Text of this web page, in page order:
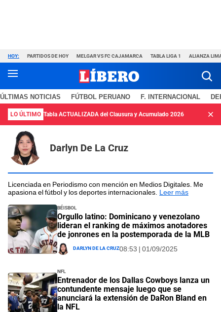
HOY: PARTIDOS DE HOY MELGAR VS FC CAJAMARCA TABLA LIGA 1 ALIANZA
ÚLTIMAS NOTICIAS FÚTBOL PERUANO F. INTERNACIONAL
LO ÚLTIMO Tabla ACTUALIZADA del Clausura y Acumulado 2026
Darlyn De La Cruz
Licenciada en Periodismo con mención en Medios Digitales. Me
apasiona el fútbol y los deportes internacionales. Leer más
Béisbol
Orgullo latino: Dominicano y venezolano
lideran el ranking de máximos anotadores
de jonrones en la postemporada de la MLB
Darlyn De La Cruz08:53 | 01/09/2025
NFL
Entrenador de los Dallas Cowboys lanza un
contundente mensaje luego que se
anunciará la extensión de DaRon Bland en
la NFL